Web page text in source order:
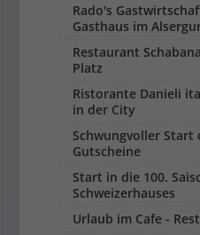
Rado's
Gasthaus im
Restaurant
Platz
Ristorante Danieli
in der City
Schwungvoller Start
Gutscheine
Start in die 100.
Schweizerhauses
Urlaub im Cafe -